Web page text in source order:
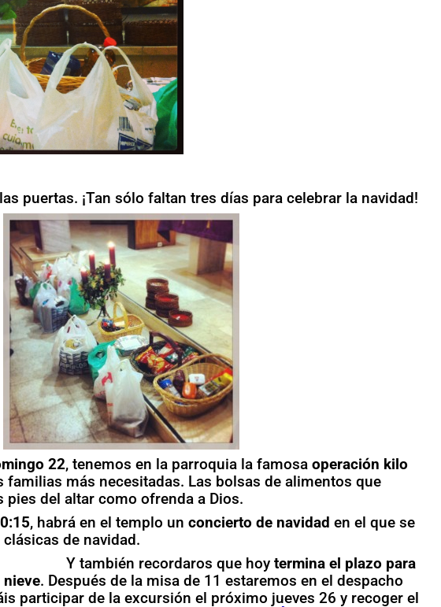
puertas. ¡Tan sólo faltan tres días para celebrar la navidad!
22, tenemos en la parroquia la famosaoperación kilo
familias más necesitadas. Las bolsas de alimentos que
del altar como ofrenda a Dios.
, habrá en el templo unconcierto de navidad en el que se
de navidad.
Y también recordaros que hoytermina el plazo para
nieve. Después de la misa de 11 estaremos en el despacho
participar de la excursión el próximo jueves 26 y recoger el